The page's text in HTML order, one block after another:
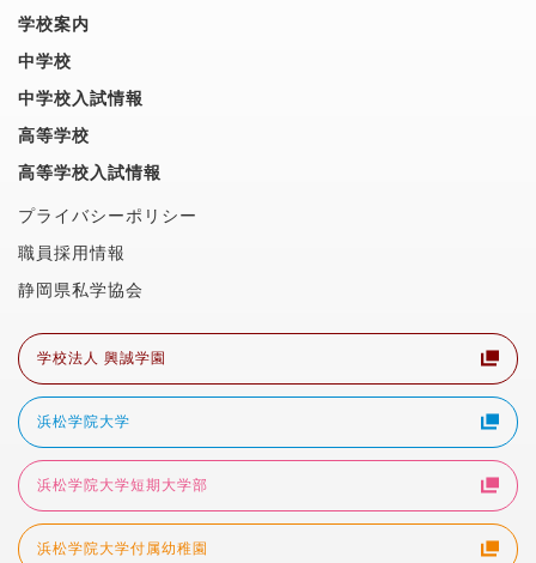
学校案内
中学校
中学校入試情報
高等学校
高等学校入試情報
プライバシーポリシー
職員採用情報
静岡県私学協会
学校法人 興誠学園
浜松学院大学
浜松学院大学短期大学部
浜松学院大学付属幼稚園